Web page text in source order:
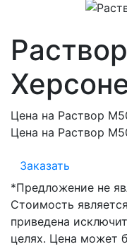
Цена на Раствор
Цена на Раствор
Заказать
*Предложение не
Стоимость
приведена
целях. Цена может